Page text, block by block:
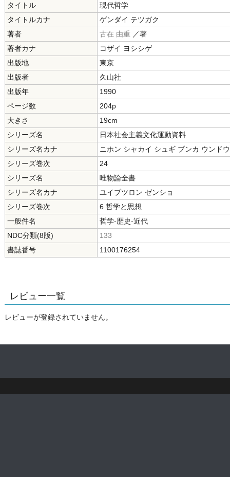
タイトル
現代哲学
タイトルカナ
ゲンダイ テツガク
著者
古在 由重 ／著
著者カナ
コザイ ヨシシゲ
出版地
東京
出版者
久山社
出版年
1990
ページ数
204p
大きさ
19cm
シリーズ名
日本社会主義文化運動資料
シリーズ名カナ
ニホン シャカイ シュギ ブンカ ウンド
シリーズ巻次
24
シリーズ名
唯物論全書
シリーズ名カナ
ユイブツロン ゼンショ
シリーズ巻次
6 哲学と思想
一般件名
哲学-歴史-近代
NDC分類(8版)
133
書誌番号
1100176254
レビュー一覧
レビューが登録されていません。